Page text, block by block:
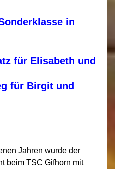
in
für Elisabeth und
für Birgit und
Jahren wurde der
beim TSC Gifhorn mit